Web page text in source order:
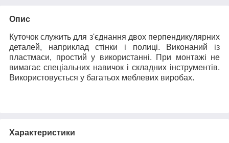
Опис
Куточок служить для з'єднання двох перпендикулярних
деталей, наприклад стінки і полиці. Виконаний із
пластмаси, простий у використанні. При монтажі не
вимагає спеціальних навичок і складних інструментів.
Використовується у багатьох меблевих виробах.
Характеристики